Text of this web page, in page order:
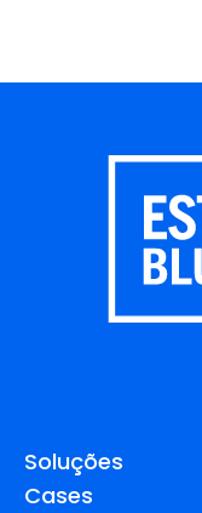
Soluções
Cases